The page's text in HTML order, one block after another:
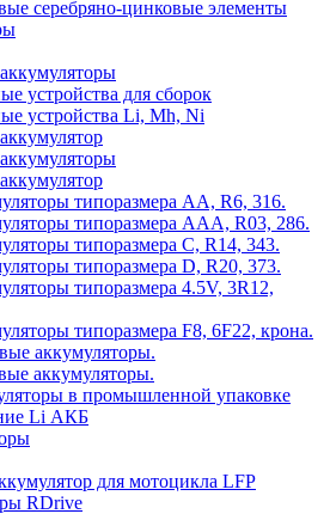
серебряно-цинковые элементы
устройства для сборок
устройства Li, Mh, Ni
типоразмера АА, R6, 316.
типоразмера ААА, R03, 286.
типоразмера С, R14, 343.
типоразмера D, R20, 373.
типоразмера 4.5V, 3R12,
типоразмера F8, 6F22, крона.
аккумуляторы.
аккумуляторы.
в промышленной упаковке
Li АКБ
для мотоцикла LFP
RDrive